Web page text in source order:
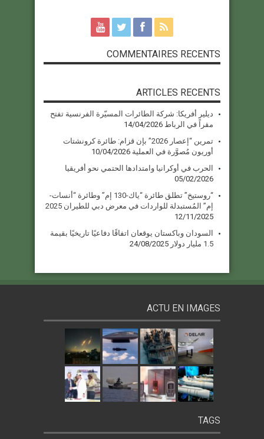
COMMENTAIRES RECENTS
ARTICLES RECENTS
ديلير أفريكا: شركة الطائرات المسيّرة الفرنسية تفتح
مقراً في الرباط 14/04/2026
تمرين “إعصار 2026” بإن قزام: طائرة كرونشتات
أوريون مُصوَّرة في العملية 10/04/2026
الحرب في أوكرانيا وامتدادها الحتمي نحو أفريقيا
05/02/2026
“روستيخ” تطلق طائرة “ياك-130 إم” وطائرة “أنسات-
إم” المُستبدلة للواردات في معرض دبي للطيران 2025
12/11/2025
السودان وباكستان يوقعان اتفاقًا دفاعيًا تاريخيًا بقيمة
1.5 مليار دولار
24/08/2025
ACTU EN IMAGES
TAGS